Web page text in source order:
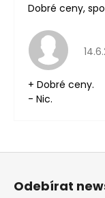
Dobré ceny,
+ Dobré ceny.
- Nic.
Z
Odebírat